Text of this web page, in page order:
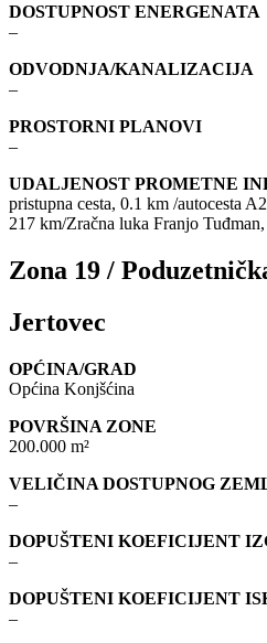
DOSTUPNOST ENERGENATA
–
ODVODNJA/KANALIZACIJA
–
PROSTORNI PLANOVI
–
UDALJENOST PROMETNE
pristupna cesta, 0.1 km /autocesta
217 km/Zračna luka Franjo
Zona 19 /
Jertovec
OPĆINA/GRAD
Općina Konjšćina
POVRŠINA ZONE
200.000 m²
VELIČINA DOSTUPNOG
–
DOPUŠTENI KOEFICIJENT
–
DOPUŠTENI KOEFICIJENT
–